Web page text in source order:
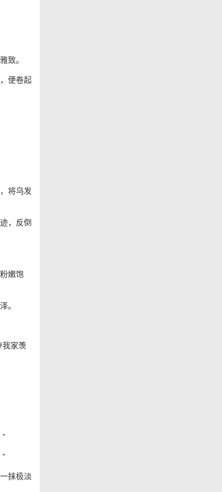
致。
便卷起
将乌发
，反倒
嫩饱
。
家羡
抹极淡